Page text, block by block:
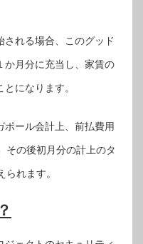
される場合、このグッド
か月分に充当し、家賃の
になります。
ポール会計上、前払費用
その後初月分の計上のタ
れます。